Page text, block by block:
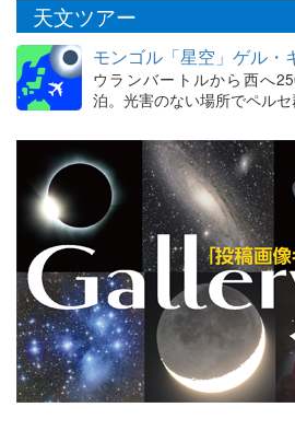
天文ツアー
モンゴル「星空」ゲル・
ウランバートルから西へ
泊。光害のない場所でペル